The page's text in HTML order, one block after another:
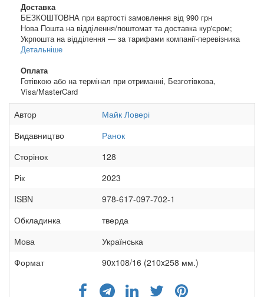
Доставка
БЕЗКОШТОВНА при вартості замовлення від 990 грн
Нова Пошта на відділення/поштомат та доставка кур'єром;
Укрпошта на відділення — за тарифами компанії-перевізника
Детальніше
Оплата
Готівкою або на термінал при отриманні, Безготівкова,
Visa/MasterCard
Автор
Майк Ловері
Видавництво
Ранок
Сторінок
128
Рік
2023
ISBN
978-617-097-702-1
Обкладинка
тверда
Мова
Українська
Формат
90x108/16 (210x258 мм.)